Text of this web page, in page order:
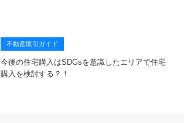
不動産取引ガイド
今後の住宅購入はSDGsを意識したエリアで住宅
購入を検討する？！